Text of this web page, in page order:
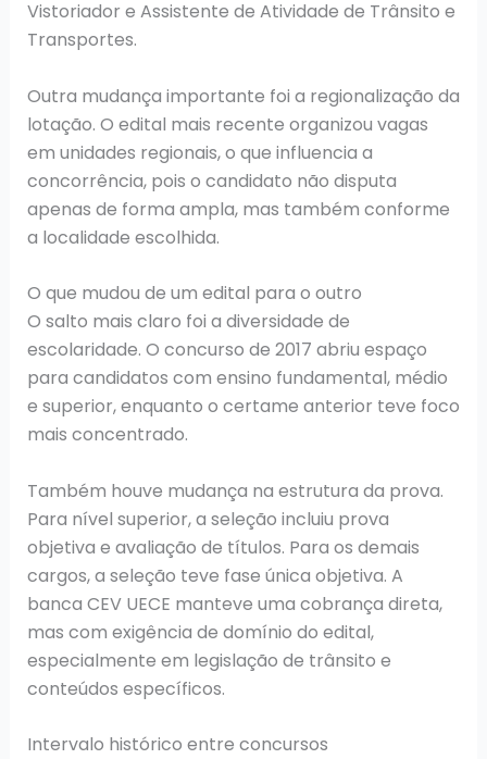
Vistoriador e Assistente de Atividade de Trânsito e
Transportes.
Outra mudança importante foi a regionalização da
lotação. O edital mais recente organizou vagas
em unidades regionais, o que influencia a
concorrência, pois o candidato não disputa
apenas de forma ampla, mas também conforme
a localidade escolhida.
O que mudou de um edital para o outro
O salto mais claro foi a diversidade de
escolaridade. O concurso de 2017 abriu espaço
para candidatos com ensino fundamental, médio
e superior, enquanto o certame anterior teve foco
mais concentrado.
Também houve mudança na estrutura da prova.
Para nível superior, a seleção incluiu prova
objetiva e avaliação de títulos. Para os demais
cargos, a seleção teve fase única objetiva. A
banca CEV UECE manteve uma cobrança direta,
mas com exigência de domínio do edital,
especialmente em legislação de trânsito e
conteúdos específicos.
Intervalo histórico entre concursos